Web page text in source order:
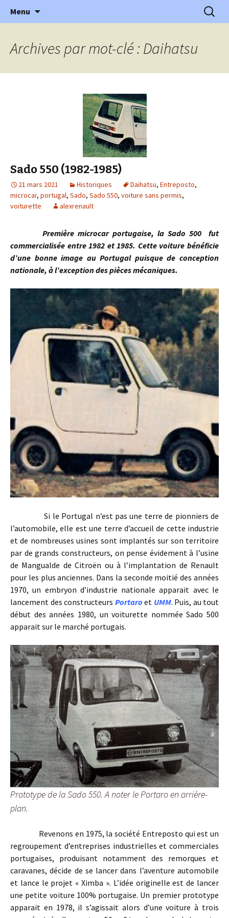
l'Automobile Ancienne
l'automobile ancienne : articles, historiques
…
Menu
Archives par mot-clé : Daihatsu
Sado 550 (1982-1985)
21 mars 2021 Historiques Daihatsu, Entreposto,
microcar, portugal, Sado, Sado 550, voiture sans permis,
voiturette
alexrenault
Première microcar portugaise, la Sado 500 fut
commercialisée entre 1982 et 1985. Cette voiture bénéficie
d’une bonne image au Portugal puisque de conception
nationale, à l’exception des pièces mécaniques.
Si le Portugal n’est pas une terre de pionniers de
l’automobile, elle est une terre d’accueil de cette industrie
et de nombreuses usines sont implantés sur son territoire
par de grands constructeurs, on pense évidement à l’usine
de Mangualde de Citroën ou à l’implantation de Renault
pour les plus anciennes. Dans la seconde moitié des années
1970, un embryon d’industrie nationale apparait avec le
lancement des constructeurs Portaro et UMM. Puis, au tout
début des années 1980, un voiturette nommée Sado 500
apparait sur le marché portugais.
Prototype de la Sado 550. A noter le Portaro en arrière-
plan.
Revenons en 1975, la société Entreposto qui est un
regroupement d’entreprises industrielles et commerciales
portugaises, produisant notamment des remorques et
caravanes, décide de se lancer dans l’aventure automobile
et lance le projet « Ximba ». L’idée originelle est de lancer
une petite voiture 100% portugaise. Un premier prototype
apparait en 1978, il s’agissait alors d’une voiture à trois